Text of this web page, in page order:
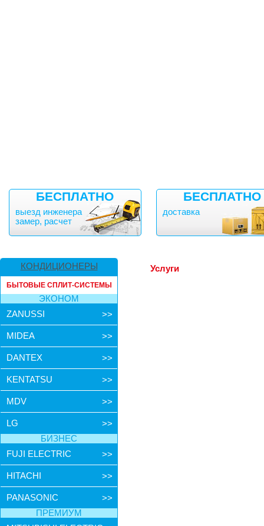
БЕСПЛАТНО
выезд инженера
замер, расчет
БЕСПЛАТНО
доставка
КОНДИЦИОНЕРЫ
БЫТОВЫЕ СПЛИТ-СИСТЕМЫ
ЭКОНОМ
ZANUSSI
>>
MIDEA >>
DANTEX >>
KENTATSU >>
MDV >>
LG
>>
БИЗНЕС
FUJI ELECTRIC
>>
HITACHI >>
PANASONIC
>>
ПРЕМИУМ
Услуги